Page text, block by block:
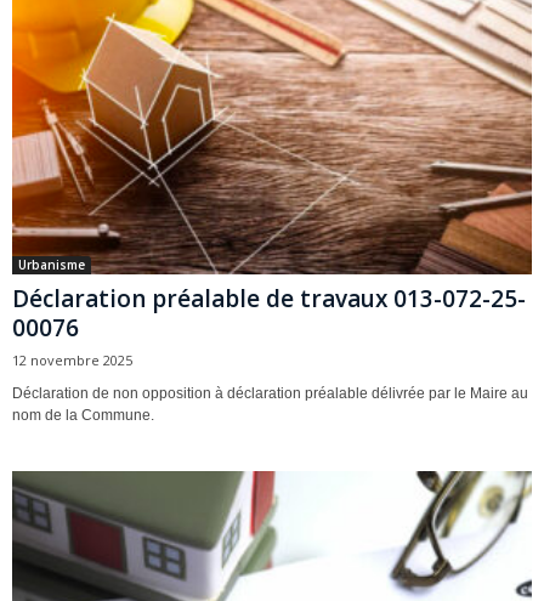
Urbanisme
Déclaration préalable de travaux 013-072-25-
00076
12 novembre 2025
Déclaration de non opposition à déclaration préalable délivrée par le Maire au
nom de la Commune.